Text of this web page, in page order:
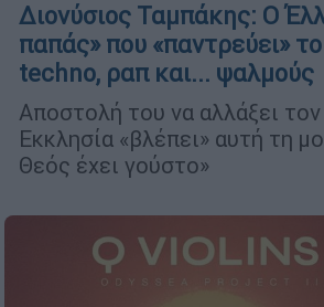
Διονύσιος Ταμπάκης: Ο
παπάς» που «παντρεύει»
techno, ραπ και... ψαλμούς
Αποστολή του να αλλάξει
Εκκλησία «βλέπει» αυτή τη
Θεός έχει γούστο»